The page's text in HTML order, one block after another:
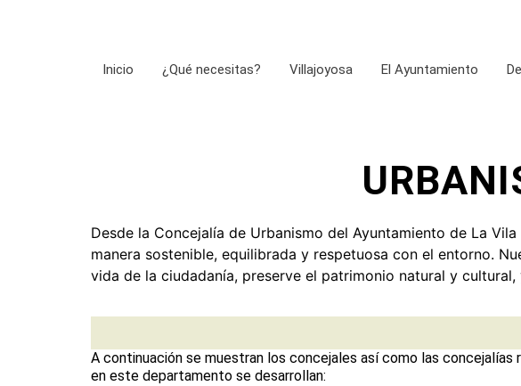
Inicio ¿Qué necesitas? Villajoyosa El Ayuntamiento
Desde la Concejalía de Urbanismo del Ayuntamiento de La
manera sostenible, equilibrada y respetuosa con el entorno.
vida de la ciudadanía, preserve el patrimonio natural y
A continuación se muestran los concejales así como las concejalías
en este departamento se desarrollan: